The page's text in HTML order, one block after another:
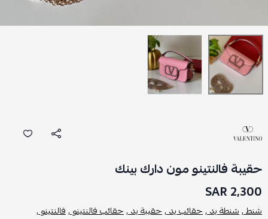
حقيبة فالنتينو مون دارك بينك
2,300 SAR
شنط ,شنطة يد ,حقائب يد ,حقيبة يد ,حقائب فالنتينو ,فالنتينو ,